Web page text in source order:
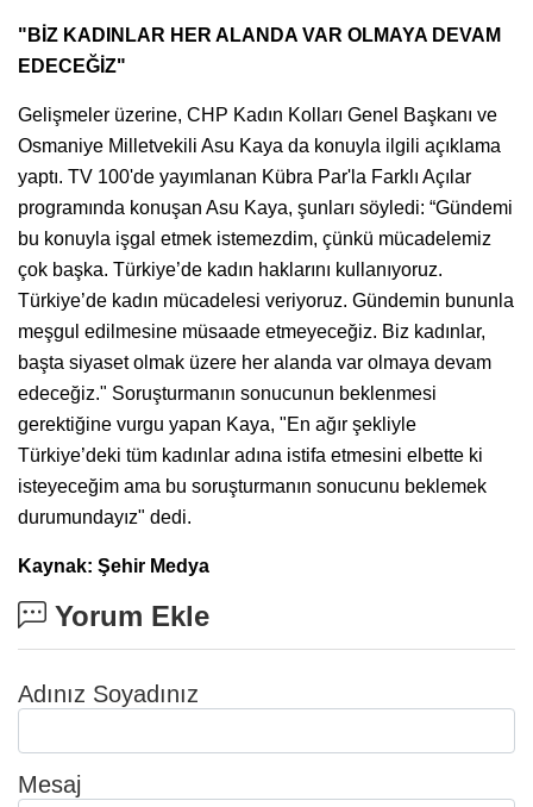
"BİZ KADINLAR HER ALANDA VAR OLMAYA DEVAM
EDECEĞİZ"
Gelişmeler üzerine, CHP Kadın Kolları Genel Başkanı ve
Osmaniye Milletvekili Asu Kaya da konuyla ilgili açıklama
yaptı. TV 100'de yayımlanan Kübra Par'la Farklı Açılar
programında konuşan Asu Kaya, şunları söyledi: “Gündemi
bu konuyla işgal etmek istemezdim, çünkü mücadelemiz
çok başka. Türkiye’de kadın haklarını kullanıyoruz.
Türkiye’de kadın mücadelesi veriyoruz. Gündemin bununla
meşgul edilmesine müsaade etmeyeceğiz. Biz kadınlar,
başta siyaset olmak üzere her alanda var olmaya devam
edeceğiz." Soruşturmanın sonucunun beklenmesi
gerektiğine vurgu yapan Kaya, "En ağır şekliyle
Türkiye’deki tüm kadınlar adına istifa etmesini elbette ki
isteyeceğim ama bu soruşturmanın sonucunu beklemek
durumundayız" dedi.
Kaynak: Şehir Medya
Yorum Ekle
Adınız Soyadınız
Mesaj